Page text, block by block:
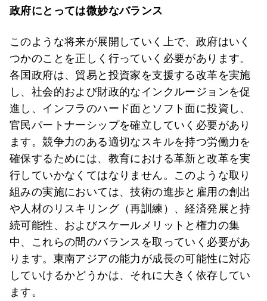
政府にとっては微妙なバランス
このような将来が展開していく上で、政府はいく
つかのことを正しく行っていく必要があります。
各国政府は、貿易と投資家を支援する改革を実施
し、社会的および財政的なインクルージョンを促
進し、インフラのハード面とソフト面に投資し、
官民パートナーシップを確立していく必要があり
ます。競争力のある適切なスキルを持つ労働力を
確保するためには、教育における革新と改革を実
行していかなくてはなりません。このような取り
組みの実施においては、技術の進歩と雇用の創出
や人材のリスキリング（再訓練）、経済発展と持
続可能性、およびスケールメリットと権力の集
中、これらの間のバランスを取っていく必要があ
ります。東南アジアの能力が成長の可能性に対応
していけるかどうかは、それに大きく依存してい
ます。